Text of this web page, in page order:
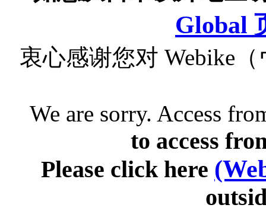
Global
衷心感谢您对 Webike
We are sorry. Access
to access
Please click here